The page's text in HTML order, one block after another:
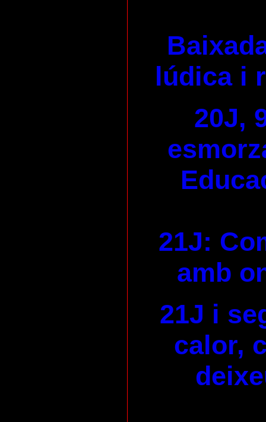
lúdica i
20J,
21J:
amb
21J i
calor,